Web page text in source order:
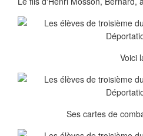
Voici
Ses cartes de